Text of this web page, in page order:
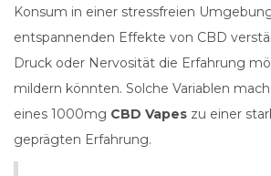
Konsum in einer stressfreien
entspannenden Effekte von CBD
Druck oder Nervosität die Erfahrung
mildern könnten. Solche Variablen
eines 1000mg CBD Vapes zu einer
geprägten Erfahrung.